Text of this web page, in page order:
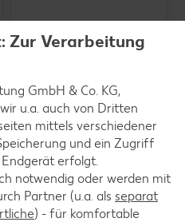
nur
1.29
Zur Verarbeitung
GmbH & Co. KG,
u.a. auch von Dritten
mittels verschiedener
und ein Zugriff
erfolgt.
notwendig oder werden mit
Partner (u.a. als separat
) - für komfortable